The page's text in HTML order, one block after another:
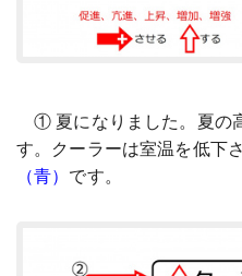
① 夏になりました。夏の
す。クーラーは室温を低下
（青） です。